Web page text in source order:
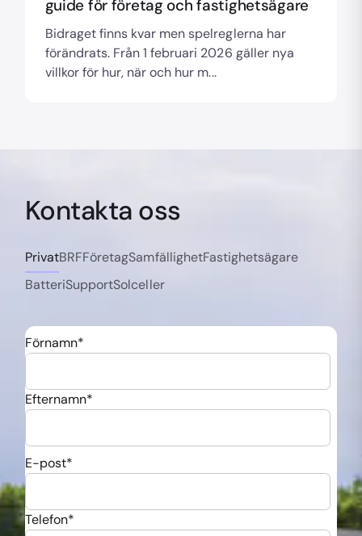
guide för företag och fastighetsägare
Bidraget finns kvar men spelreglerna har
förändrats. Från 1 februari 2026 gäller nya
villkor för hur, när och hur m...
Kontakta oss
PrivatBRFFöretagSamfällighetFastighetsägare
BatteriSupportSolceller
Förnamn*
Efternamn*
E-post*
Telefon*